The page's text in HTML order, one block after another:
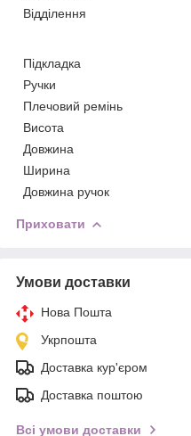
Відділення
Підкладка
Ручки
Плечовий ремінь
Висота
Довжина
Ширина
Довжина ручок
Приховати
Умови доставки
Нова Пошта
Укрпошта
Доставка кур'єром
Доставка поштою
Всі умови доставки